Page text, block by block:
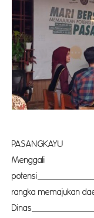
Menggali
potensi
rangka memajukan
Dinas